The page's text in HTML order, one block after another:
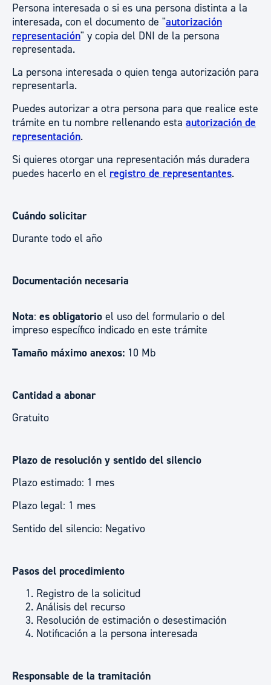
Persona interesada o si es una persona distinta a la
interesada, con el documento de "autorización
representación" y copia del DNI de la persona
representada.
La persona interesada o quien tenga autorización para
representarla.
Puedes autorizar a otra persona para que realice este
trámite en tu nombre rellenando esta autorización de
representación.
Si quieres otorgar una representación más duradera
puedes hacerlo en el registro de representantes.
Cuándo solicitar
Durante todo el año
Documentación necesaria
Nota: es obligatorio el uso del formulario o del
impreso específico indicado en este trámite
Tamaño máximo anexos: 10 Mb
Cantidad a abonar
Gratuito
Plazo de resolución y sentido del silencio
Plazo estimado: 1 mes
Plazo legal: 1 mes
Sentido del silencio: Negativo
Pasos del procedimiento
Registro de la solicitud
Análisis del recurso
Resolución de estimación o desestimación
Notificación a la persona interesada
Responsable de la tramitación